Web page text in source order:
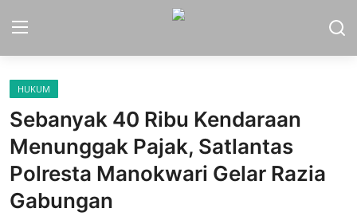
Home
Sport
Nasional
More
HUKUM
Sebanyak 40 Ribu Kendaraan
Menunggak Pajak, Satlantas
Polresta Manokwari Gelar Razia
Gabungan